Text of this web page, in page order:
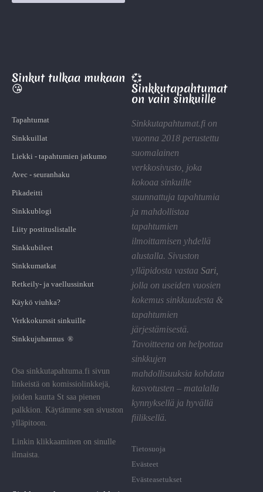
Sinkut tulkaa mukaan
😘
Tapahtumat
Sinkkuillat
Liekki - tapahtumien jatkumo
Avec - seuranhaku
Pikadeitti
Sinkkublogi
Liity postituslistalle
Sinkkubileet
Sinkkumatkat
Retkeily- ja vaellussinkut
Käykö viuhka?
Verkkokurssit sinkuille
Sinkkujuhannus ®
Osa sinkkutapahtuma.fi sivun
linkeistä on komissiolinkkejä,
joiden kautta St saa pienen
palkkion. Käytämme sen sivuston
ylläpitoon.
Linkin klikkaaminen on sinulle
ilmaista.
💞
Sinkkutapahtumat
on vain sinkuille
Sinkkutapahtumat.fi on
vuonna 2018 perustettu
suomalainen
verkkosivusto, joka
kokoaa sinkuille
suunnattuja tapahtumia
ja mahdollistaa
tapahtumien
ilmoittamisen yhdellä
alustalla. Sivuston
ylläpidosta vastaa Sari
jolla on useiden vuosien
kokemus sinkkuudesta &
tapahtumien
järjestämisestä.
Tavoitteena on helpottaa
sinkkujen
mahdollisuuksia kohdata
kasvotusten – matalalla
kynnyksellä ja hyvällä
fiiliksellä.
Tietosuoja
Evästeet
Evästeasetukset